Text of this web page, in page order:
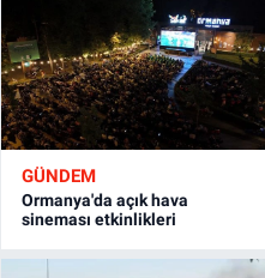
GÜNDEM
Ormanya'da açık hava
sineması etkinlikleri